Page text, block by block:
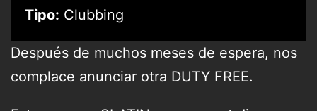
Tipo: Clubbing
Después de muchos meses de espera, nos
complace anunciar otra DUTY FREE.